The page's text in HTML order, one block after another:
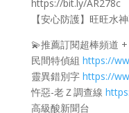
https://bit.ly/AR278c
【安心防護】旺旺水
💫推薦訂閱超棒頻道
民間特偵組 https://
靈異錯別字 https://
忤惡-老Ｚ調查線
高級酸新聞台